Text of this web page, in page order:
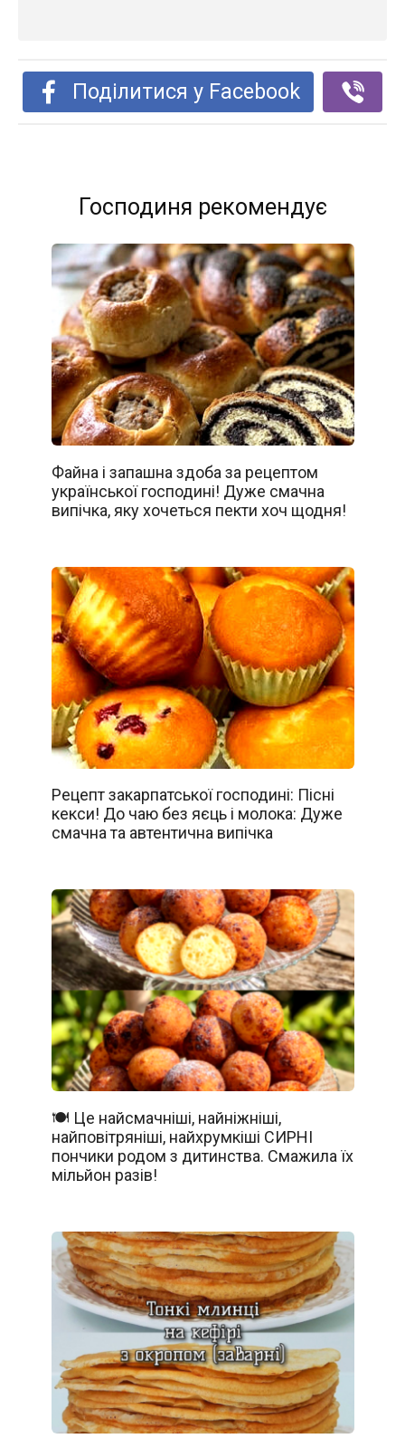
Поділитися у Facebook
Господиня рекомендує
Файна і запашна здоба за рецептом
української господині! Дуже смачна
випічка, яку хочеться пекти хоч щодня!
Рецепт закарпатської господині: Пісні
кекси! До чаю без яєць і молока: Дуже
смачна та автентична випічка
🍽️ Це найсмачніші, найніжніші,
найповітряніші, найхрумкіші СИРНІ
пончики родом з дитинства. Смажила їх
мільйон разів!